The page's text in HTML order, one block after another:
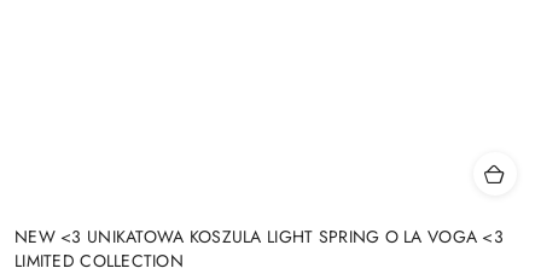
NEW <3 UNIKATOWA KOSZULA LIGHT SPRING O LA VOGA <3
LIMITED COLLECTION